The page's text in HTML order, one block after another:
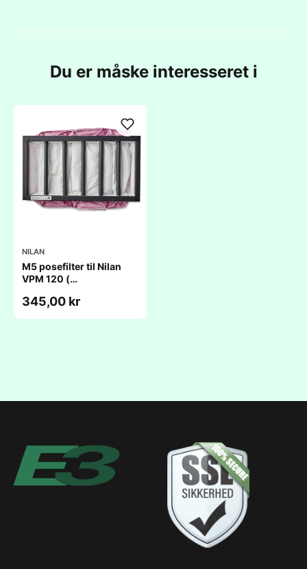
Du er måske interesseret i
NILAN
M5 posefilter til Nilan
VPM 120 (
345,00 kr